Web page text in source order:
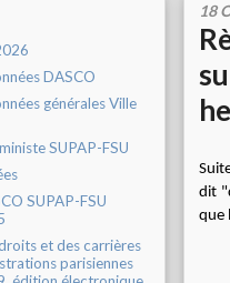
DASCO
générales Ville
SUPAP-FSU
SUPAP-FSU
et des carrières
parisiennes
18
dit
que